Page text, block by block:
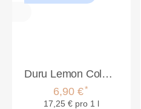
Duru Lemon Cologne 400ml
6,90 €*
17,25 € pro 1 l